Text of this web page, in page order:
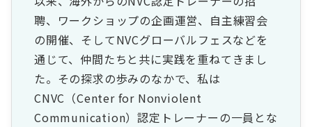
聘、ワークショップの企画運営、自主練習会
の開催、そしてNVCグローバルフェスなどを
通じて、仲間たちと共に実践を重ねてきまし
た。その探求の歩みのなかで、私は
CNVC（Center for Nonviolent
Communication）認定トレーナーの一員とな